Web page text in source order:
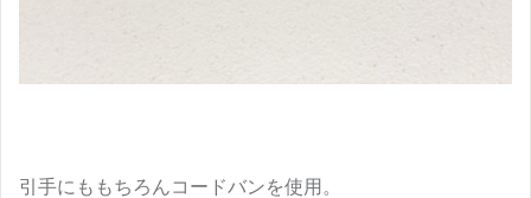
引手にももちろんコードバンを使用。